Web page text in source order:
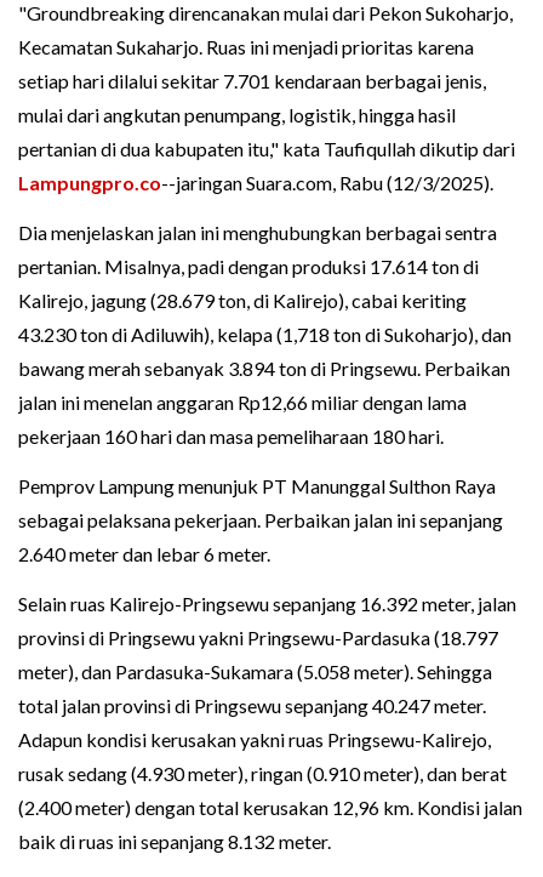
"Groundbreaking direncanakan mulai dari Pekon Sukoharjo,
Kecamatan Sukaharjo. Ruas ini menjadi prioritas karena
setiap hari dilalui sekitar 7.701 kendaraan berbagai jenis,
mulai dari angkutan penumpang, logistik, hingga hasil
pertanian di dua kabupaten itu," kata Taufiqullah dikutip dari
Lampungpro.co--jaringan Suara.com, Rabu (12/3/2025).
Dia menjelaskan jalan ini menghubungkan berbagai sentra
pertanian. Misalnya, padi dengan produksi 17.614 ton di
Kalirejo, jagung (28.679 ton, di Kalirejo), cabai keriting
43.230 ton di Adiluwih), kelapa (1,718 ton di Sukoharjo), dan
bawang merah sebanyak 3.894 ton di Pringsewu. Perbaikan
jalan ini menelan anggaran Rp12,66 miliar dengan lama
pekerjaan 160 hari dan masa pemeliharaan 180 hari.
Pemprov Lampung menunjuk PT Manunggal Sulthon Raya
sebagai pelaksana pekerjaan. Perbaikan jalan ini sepanjang
2.640 meter dan lebar 6 meter.
Selain ruas Kalirejo-Pringsewu sepanjang 16.392 meter, jalan
provinsi di Pringsewu yakni Pringsewu-Pardasuka (18.797
meter), dan Pardasuka-Sukamara (5.058 meter). Sehingga
total jalan provinsi di Pringsewu sepanjang 40.247 meter.
Adapun kondisi kerusakan yakni ruas Pringsewu-Kalirejo,
rusak sedang (4.930 meter), ringan (0.910 meter), dan berat
(2.400 meter) dengan total kerusakan 12,96 km. Kondisi jalan
baik di ruas ini sepanjang 8.132 meter.